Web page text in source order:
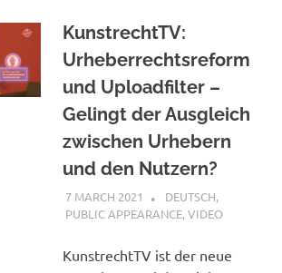
KunstrechtTV:
Urheberrechtsreform
und Uploadfilter –
Gelingt der Ausgleich
zwischen Urhebern
und den Nutzern?
7 MARCH 2021 VGRASS
DEUTSCH,
PUBLIC APPEARANCE,VIDEO
KunstrechtTV ist der neue